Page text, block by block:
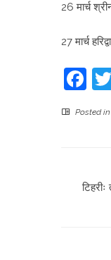
26 मार्च
27 मार्च
Posted in